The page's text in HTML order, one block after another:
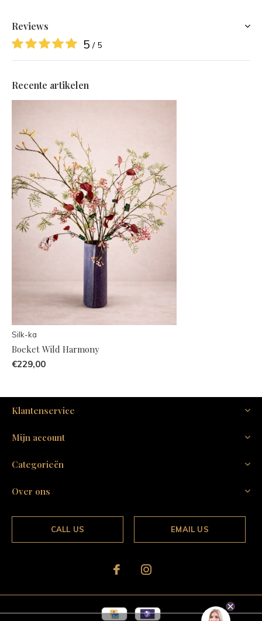
Reviews
5 / 5
Recente artikelen
Silk-ka
Boeket Wild Harmony
€229,00
Klantenservice
Mijn account
Categorieën
Over ons
CALL US EMAIL US